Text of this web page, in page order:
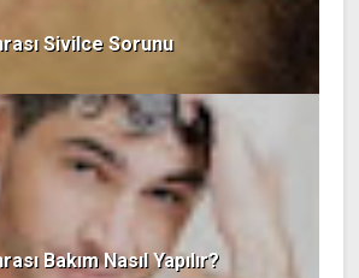
Sivilce Sorunu
Bakım Nasıl Yapılır?